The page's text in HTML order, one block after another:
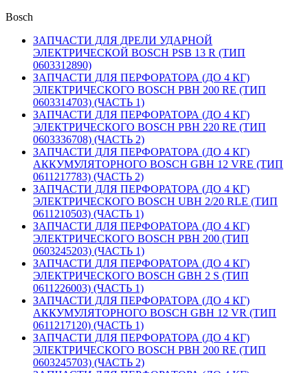
Bosch
ЗАПЧАСТИ ДЛЯ ДРЕЛИ УДАРНОЙ
ЭЛЕКТРИЧЕСКОЙ BOSCH PSB 13 R (ТИП
0603312890)
ЗАПЧАСТИ ДЛЯ ПЕРФОРАТОРА (ДО 4 КГ)
ЭЛЕКТРИЧЕСКОГО BOSCH PBH 200 RE (ТИП
0603314703) (ЧАСТЬ 1)
ЗАПЧАСТИ ДЛЯ ПЕРФОРАТОРА (ДО 4 КГ)
ЭЛЕКТРИЧЕСКОГО BOSCH PBH 220 RE (ТИП
0603336708) (ЧАСТЬ 2)
ЗАПЧАСТИ ДЛЯ ПЕРФОРАТОРА (ДО 4 КГ)
АККУМУЛЯТОРНОГО BOSCH GBH 12 VRE (ТИП
0611217783) (ЧАСТЬ 2)
ЗАПЧАСТИ ДЛЯ ПЕРФОРАТОРА (ДО 4 КГ)
ЭЛЕКТРИЧЕСКОГО BOSCH UBH 2/20 RLE (ТИП
0611210503) (ЧАСТЬ 1)
ЗАПЧАСТИ ДЛЯ ПЕРФОРАТОРА (ДО 4 КГ)
ЭЛЕКТРИЧЕСКОГО BOSCH PBH 200 (ТИП
0603245203) (ЧАСТЬ 1)
ЗАПЧАСТИ ДЛЯ ПЕРФОРАТОРА (ДО 4 КГ)
ЭЛЕКТРИЧЕСКОГО BOSCH GBH 2 S (ТИП
0611226003) (ЧАСТЬ 1)
ЗАПЧАСТИ ДЛЯ ПЕРФОРАТОРА (ДО 4 КГ)
АККУМУЛЯТОРНОГО BOSCH GBH 12 VR (ТИП
0611217120) (ЧАСТЬ 1)
ЗАПЧАСТИ ДЛЯ ПЕРФОРАТОРА (ДО 4 КГ)
ЭЛЕКТРИЧЕСКОГО BOSCH PBH 200 RE (ТИП
0603245703) (ЧАСТЬ 2)